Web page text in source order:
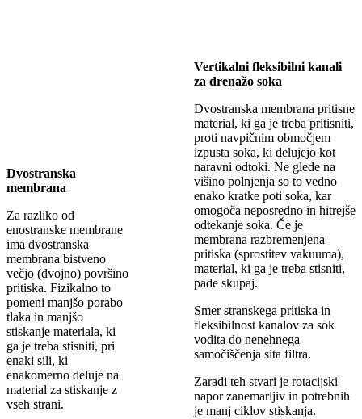
Dvostranska
membrana
Za razliko od
enostranske membrane
ima dvostranska
membrana bistveno
večjo (dvojno) površino
pritiska. Fizikalno to
pomeni manjšo porabo
tlaka in manjšo
stiskanje materiala, ki
ga je treba stisniti, pri
enaki sili, ki
enakomerno deluje na
material za stiskanje z
vseh strani.
Vertikalni fleksibilni kanali
za drenažo soka
Dvostranska membrana pritisne
material, ki ga je treba pritisniti,
proti navpičnim območjem
izpusta soka, ki delujejo kot
naravni odtoki. Ne glede na
višino polnjenja so to vedno
enako kratke poti soka, kar
omogoča neposredno in hitrejše
odtekanje soka. Če je
membrana razbremenjena
pritiska (sprostitev vakuuma),
material, ki ga je treba stisniti,
pade skupaj.
Smer stranskega pritiska in
fleksibilnost kanalov za sok
vodita do nenehnega
samočiščenja sita filtra.
Zaradi teh stvari je rotacijski
napor zanemarljiv in potrebnih
je manj ciklov stiskanja.